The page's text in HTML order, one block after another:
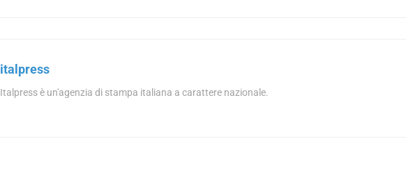
italpress
Italpress è un'agenzia di stampa italiana a carattere nazionale.